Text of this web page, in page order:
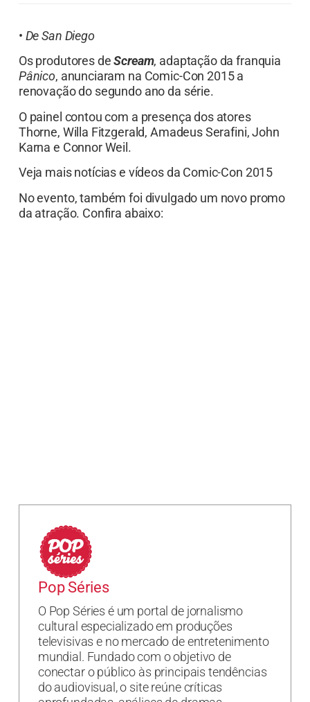
• De San Diego
Os produtores deScream, adaptação da franquia
Pânico, anunciaram na Comic-Con 2015 a
renovação do segundo ano da série.
O painel contou com a presença dos atores
Thorne, Willa Fitzgerald, Amadeus Serafini, John
Karna e Connor Weil.
Veja mais notícias e vídeos da Comic-Con 2015
No evento, também foi divulgado um novo promo
da atração. Confira abaixo:
Pop Séries
O Pop Séries é um portal de jornalismo
cultural especializado em produções
televisivas e no mercado de entretenimento
mundial. Fundado com o objetivo de
conectar o público às principais tendências
do audiovisual, o site reúne críticas